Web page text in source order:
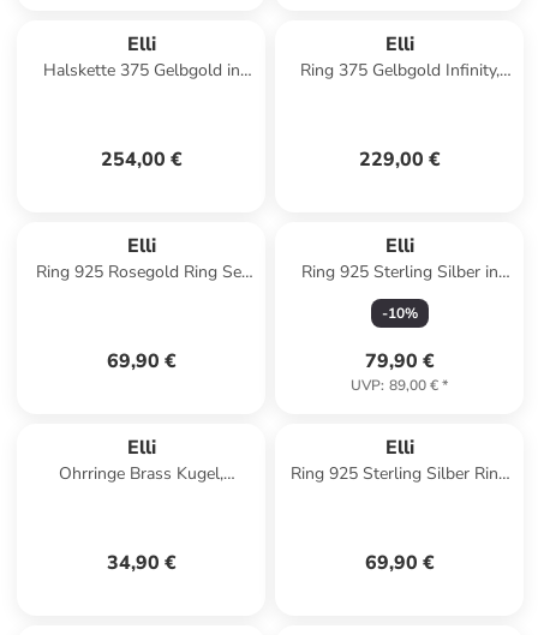
Elli
Halskette 375 Gelbgold in
254,00 €
Elli
Ring 375 Gelbgold Infinity,
229,00 €
Elli
Ring 925 Rosegold Ring Set
69,90 €
Elli
Ring 925 Sterling Silber in
Silber
-10%
79,90 €
UVP: 89,00 €*
Elli
Ohrringe Brass Kugel,
34,90 €
Elli
Ring 925 Sterling Silber Ring
69,90 €